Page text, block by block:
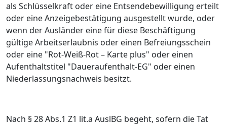
als Schlüsselkraft oder eine Entsendebewilligung erteilt
oder eine Anzeigebestätigung ausgestellt wurde, oder
wenn der Ausländer eine für diese Beschäftigung
gültige Arbeitserlaubnis oder einen Befreiungsschein
oder eine "Rot-Weiß-Rot – Karte plus" oder einen
Aufenthaltstitel "Daueraufenthalt-EG" oder einen
Niederlassungsnachweis besitzt.
Nach § 28 Abs.1 Z1 lit.a AuslBG begeht, sofern die Tat